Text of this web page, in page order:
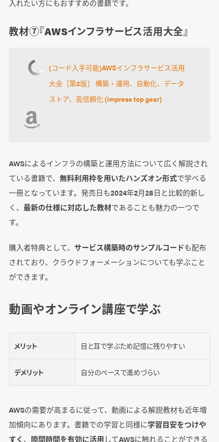
入れたい方にもおすすめの書籍です。
教材⑦『AWSインフラサービス活用大全』
(コード入手可能)AWSインフラサービス活用
大全［第2版］ 構築・運用、自動化、データ
ストア、高信頼化 (impress top gear)
AWSによるインフラの構築と運用方法について広く解説され
ている書籍で、 無料利用枠を用いたハンズオン形式で学べる
一冊となっています。発売日も2024年2月28日と比較的新し
く、 最新の仕様に対応した教材であることも魅力の一つで
す。
購入者特典として、 サービス構築時のサンプルコードも配布
されており、クラウドフォーメーションについても学ぶこと
ができます。
動画やオンライン講座で学ぶ
メリット 目と耳で学ぶため記憶に残りやすい
デメリット 自分のペースで進めづらい
AWSの需要が高まるに従って、動画による解説教材も近年増
加傾向にあります。書籍での学習と同様に学習目安をつけや
すく 、 隙間時間を有効に活用してAWSに触れることができる